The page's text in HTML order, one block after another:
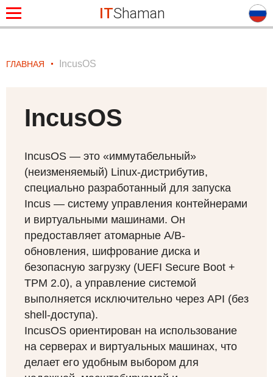
ITShaman
ГЛАВНАЯ IncusOS
IncusOS
IncusOS — это «иммутабельный»
(неизменяемый) Linux-дистрибутив,
специально разработанный для запуска
Incus — систему управления контейнерами
и виртуальными машинами. Он
предоставляет атомарные A/B-
обновления, шифрование диска и
безопасную загрузку (UEFI Secure Boot +
TPM 2.0), а управление системой
выполняется исключительно через API (без
shell-доступа).
IncusOS ориентирован на использование
на серверах и виртуальных машинах, что
делает его удобным выбором для